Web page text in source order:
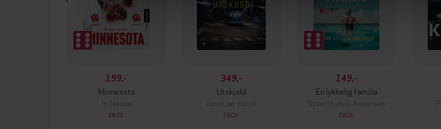
199,-
Minnesota
Jo Nesbø
EBOK
349,-
Utskudd
Jørn Lier Horst
EBOK
149,-
En lykkelig familie
Stian Hjelvin Andersen
EBOK